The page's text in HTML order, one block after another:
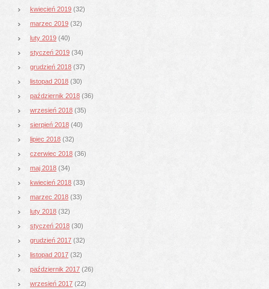
kwiecień 2019 (32)
marzec 2019 (32)
luty 2019 (40)
styczeń 2019 (34)
grudzień 2018 (37)
listopad 2018 (30)
październik 2018 (36)
wrzesień 2018 (35)
sierpień 2018 (40)
lipiec 2018 (32)
czerwiec 2018 (36)
maj 2018 (34)
kwiecień 2018 (33)
marzec 2018 (33)
luty 2018 (32)
styczeń 2018 (30)
grudzień 2017 (32)
listopad 2017 (32)
październik 2017 (26)
wrzesień 2017 (22)